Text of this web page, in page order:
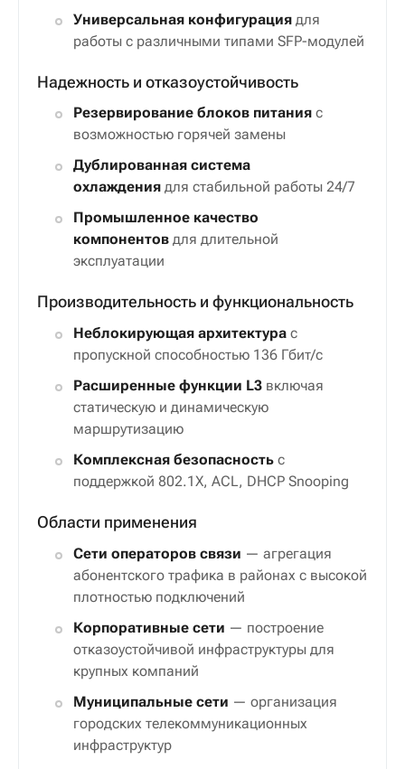
Универсальная конфигурация для
работы с различными типами SFP-модулей
Надежность и отказоустойчивость
Резервирование блоков питания с
возможностью горячей замены
Дублированная система
охлаждения для стабильной работы 24/7
Промышленное качество
компонентов для длительной
эксплуатации
Производительность и функциональность
Неблокирующая архитектура с
пропускной способностью 136 Гбит/с
Расширенные функции L3 включая
статическую и динамическую
маршрутизацию
Комплексная безопасность с
поддержкой 802.1X, ACL, DHCP Snooping
Области применения
Сети операторов связи — агрегация
абонентского трафика в районах с высокой
плотностью подключений
Корпоративные сети — построение
отказоустойчивой инфраструктуры для
крупных компаний
Муниципальные сети — организация
городских телекоммуникационных
инфраструктур